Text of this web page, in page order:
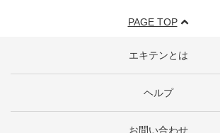
PAGE TOP
エキテンとは
ヘルプ
お問い合わせ